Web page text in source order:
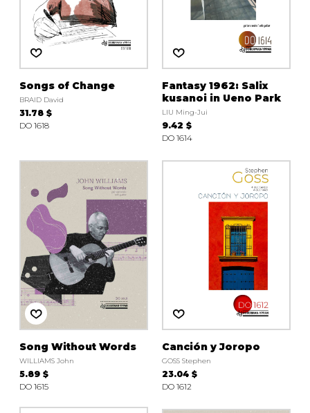
Songs of Change
BRAID David
31.78 $
DO 1618
Fantasy 1962: Salix
kusanoi in Ueno Park
LIU Ming-Jui
9.42 $
DO 1614
Song Without Words
WILLIAMS John
5.89 $
DO 1615
Canción y Joropo
GOSS Stephen
23.04 $
DO 1612